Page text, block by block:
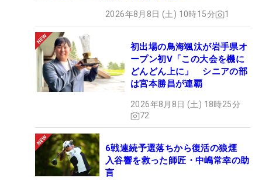
2026年8月8日 (土) 10時15分 1
初出場の鳥海颯汰が岩手県オ
ープン初V「この大会を機に
どんどん上に」 シニアの部
は宮本勝昌が連覇
2026年8月8日 (土) 18時25分
72
6戦連続予選落ちから復活の狼煙
入谷響を救った師匠・中嶋常幸の助
言